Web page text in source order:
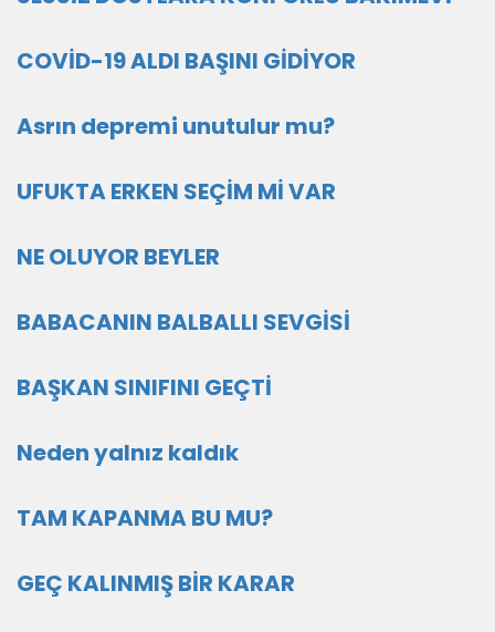
COVİD-19 ALDI BAŞINI GİDİYOR
Asrın depremi unutulur mu?
UFUKTA ERKEN SEÇİM Mİ VAR
NE OLUYOR BEYLER
BABACANIN BALBALLI SEVGİSİ
BAŞKAN SINIFINI GEÇTİ
Neden yalnız kaldık
TAM KAPANMA BU MU?
GEÇ KALINMIŞ BİR KARAR